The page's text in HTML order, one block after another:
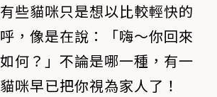
些貓咪只是想以比較輕快的
，像是在說：「嗨～你回來
何？」不論是哪一種，有一
咪早已把你視為家人了！